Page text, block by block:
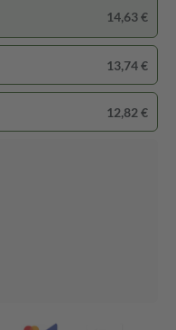
14,63 €
13,74 €
12,82 €